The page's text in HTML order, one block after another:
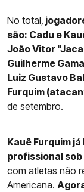
No total,
são: Cadu e
João Vitor
Guilherme
Luiz Gustavo
Furquim
de setembro.
Kauê Furquim
profissional sob
com atletas não
Americana.